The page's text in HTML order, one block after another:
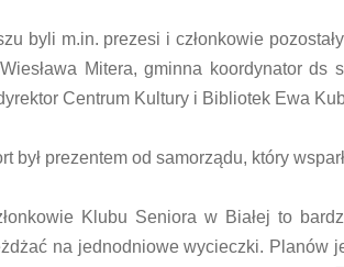
byli m.in. prezesi i członkowie
Mitera, gminna koordynator
Centrum Kultury i Bibliotek Ewa
był prezentem od samorządu, który
Klubu Seniora w Białej to
na jednodniowe wycieczki.